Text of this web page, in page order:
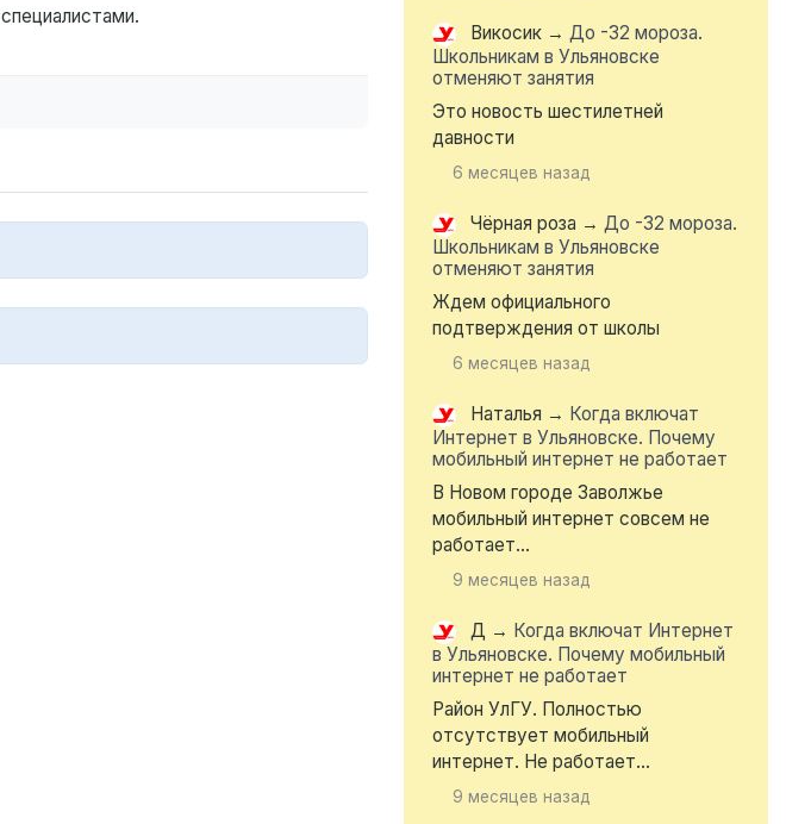
Викосик → До -32 мороза.
Школьникам в Ульяновске
отменяют занятия
Это новость шестилетней
давности
6 месяцев назад
Чёрная роза → До -32 мороза.
Школьникам в Ульяновске
отменяют занятия
Ждем официального
подтверждения от школы
6 месяцев назад
Наталья → Когда включат
Интернет в Ульяновске. Почему
мобильный интернет не работает
В Новом городе Заволжье
мобильный интернет совсем не
работает...
9 месяцев назад
Д → Когда включат Интернет
в Ульяновске. Почему мобильный
интернет не работает
Район УлГУ. Полностью
отсутствует мобильный
интернет. Не работает...
9 месяцев назад